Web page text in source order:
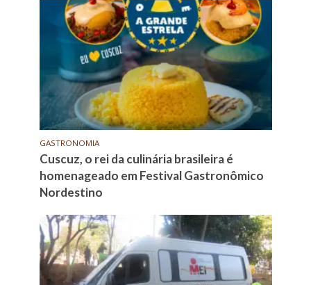
GASTRONOMIA
Cuscuz, o rei da culinária brasileira é
homenageado em Festival Gastronômico
Nordestino